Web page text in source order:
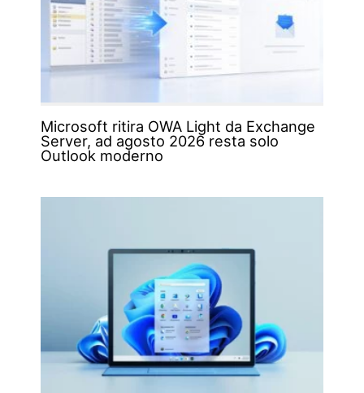
Microsoft ritira OWA Light da Exchange
Server, ad agosto 2026 resta solo
Outlook moderno